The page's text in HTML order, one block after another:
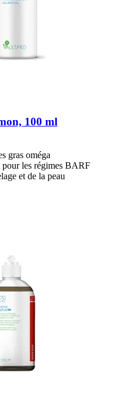
100 ml
gras oméga
les régimes BARF
et de la peau